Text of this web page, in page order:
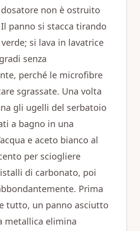
non è ostruito
panno si stacca tirando
si lava in lavatrice
senza
perché le microfibre
sgrassate. Una volta
gli ugelli del serbatoio
a bagno in una
e aceto bianco al
per sciogliere
di carbonato, poi
Prima
tutto, un panno asciutto
metallica elimina